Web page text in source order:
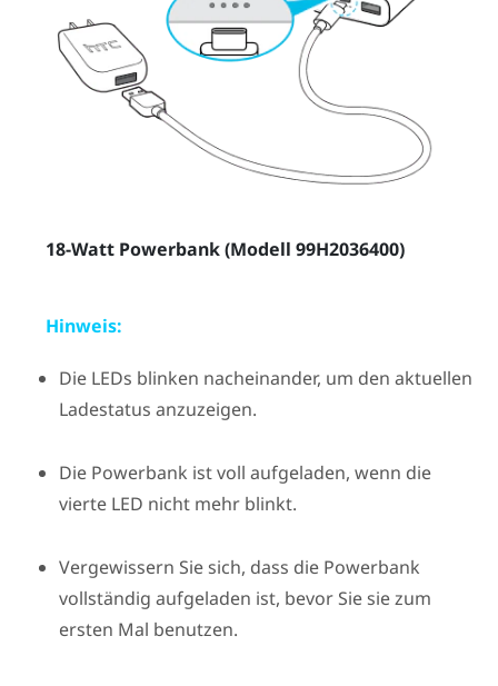
18-Watt Powerbank (Modell 99H2036400)
Hinweis:
Die LEDs blinken nacheinander, um den aktuellen
Ladestatus anzuzeigen.
Die Powerbank ist voll aufgeladen, wenn die
vierte LED nicht mehr blinkt.
Vergewissern Sie sich, dass die Powerbank
vollständig aufgeladen ist, bevor Sie sie zum
ersten Mal benutzen.